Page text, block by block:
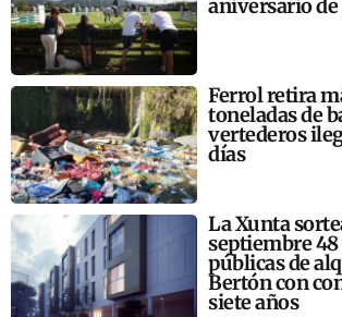
aniversario
Ferrol retira
toneladas de
vertederos
días
La Xunta
septiembre
públicas de
Bertón con
siete años